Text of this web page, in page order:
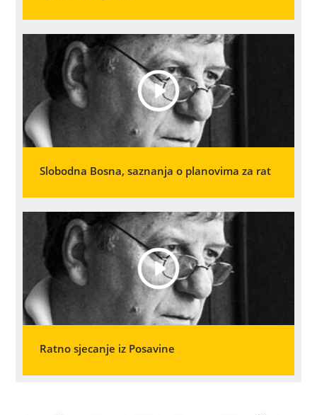
Slobodna Bosna, saznanja o planovima za rat
Ratno sjecanje iz Posavine